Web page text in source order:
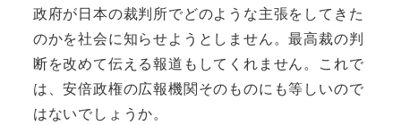
政府が日本の裁判所でどのような主張をしてきた
のかを社会に知らせようとしません。最高裁の判
断を改めて伝える報道もしてくれません。これで
は、安倍政権の広報機関そのものにも等しいので
はないでしょうか。